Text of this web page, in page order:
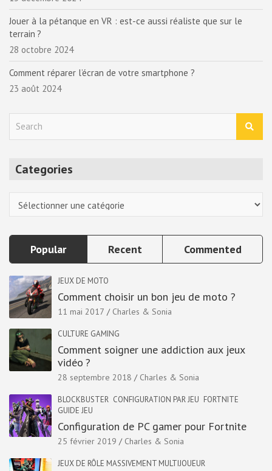
Jouer à la pétanque en VR : est-ce aussi réaliste que sur le
terrain ?
28 octobre 2024
Comment réparer l’écran de votre smartphone ?
23 août 2024
Categories
Popular Recent Commented
JEUX DE MOTO
Comment choisir un bon jeu de moto ?
11 mai 2017 Charles & Sonia
CULTURE GAMING
Comment soigner une addiction aux jeux
vidéo ?
28 septembre 2018 Charles & Sonia
BLOCKBUSTER CONFIGURATION PAR JEU FORTNITE
GUIDE JEU
Configuration de PC gamer pour Fortnite
25 février 2019 Charles & Sonia
JEUX DE RÔLE MASSIVEMENT MULTIJOUEUR